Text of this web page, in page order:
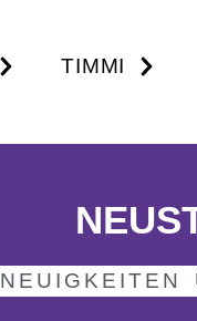
TIMMI
NEUIGKEITEN